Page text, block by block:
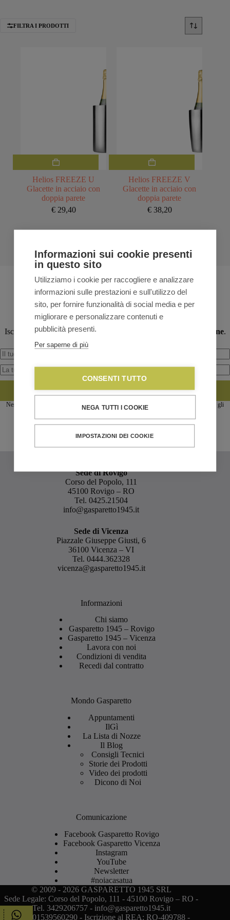
FILTRA I PRODOTTI
Helios FREEZE U
Glacette in acciaio con
doppia parete
€ 29,40
Helios FREEZE V
Glacette in acciaio con
doppia parete
€ 38,20
Newsletter
Vuoi rimanere aggiornato sulle novità, le promozioni e gli
appuntamenti dei nostri negozi?
Iscriviti alla newsletter: per te uno
sconto del 5% sul primo ordine.
ISCRIVITI
Nessun importo minimo dell'ordine. Valido anche su articoli a prezzo scontato (escluso gli
articoli Outlet). NON Cumulabile con altri Codici Promozionali dedicati.
Sede di Rovigo
Corso del Popolo, 111
45100 Rovigo – RO
Tel.0425.21504
info@gasparetto1945.it
Sede di Vicenza
Piazzale Giuseppe Giusti, 6
36100 Vicenza – VI
Tel.0444.362328
vicenza@gasparetto1945.it
Informazioni
Chi siamo
Gasparetto 1945 – Rovigo
Gasparetto 1945 – Vicenza
Lavora con noi
Condizioni di vendita
Recedi dal contratto
Mondo Gasparetto
Appuntamenti
IlGì
La Lista di Nozze
Il Blog
Consigli Tecnici
Storie dei Prodotti
Video dei prodotti
Dicono di Noi
Comunicazione
Facebook Gasparetto Rovigo
Facebook Gasparetto Vicenza
Instagram
YouTube
Newsletter
#noiacasatua
© 2009 - 2026 GASPARETTO 1945 SRL
Sede Legale: Corso del Popolo, 111 - 45100 Rovigo – RO -
Tel. 3429206757 - info@gasparetto1945.it
P.I. IT01539560290 - Iscrizione al REA: RO-409788 -
Informazioni sui cookie presenti
in questo sito
Utilizziamo i cookie per raccogliere e analizzare
informazioni sulle prestazioni e sull'utilizzo del
sito, per fornire funzionalità di social media e per
migliorare e personalizzare contenuti e
pubblicità presenti.
Per saperne di più
CONSENTI TUTTO
NEGA TUTTI I COOKIE
IMPOSTAZIONI DEI COOKIE